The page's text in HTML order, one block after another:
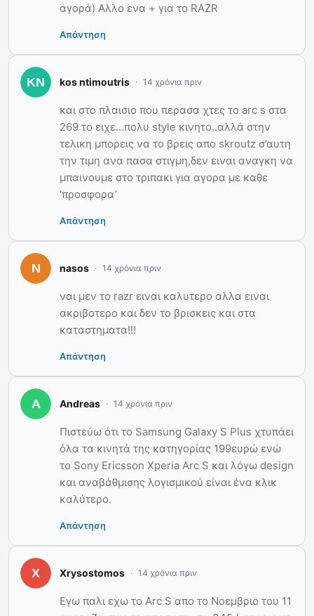
αγορά) Αλλο ενα + για το RAZR
Απάντηση
kos ntimoutris 14 χρόνια πριν
και στο πλαισιο που περασα χτες το arc s στα
269 το ειχε…πολυ style κινητο..αλλά στην
τελικη μπορεις να το βρεις απο skroutz σ’αυτη
την τιμη ανα πασα στιγμη,δεν ειναι αναγκη να
μπαινουμε στο τριπακι για αγορα με καθε
‘προσφορα’
Απάντηση
nasos 14 χρόνια πριν
ναι μεν το razr ειναι καλυτερο αλλα ειναι
ακριβοτερο και δεν το βρισκεις και στα
καταστηματα!!!
Απάντηση
Andreas 14 χρόνια πριν
Πιστεύω ότι το Samsung Galaxy S Plus χτυπάει
όλα τα κινητά της κατηγορίας 199ευρώ ενώ
το Sony Ericsson Xperia Arc S και λόγω design
και αναβάθμισης λογισμικού είναι ένα κλικ
καλύτερο.
Απάντηση
Xrysostomos 14 χρόνια πριν
Εγω παλι εχω το Arc S απο το Νοεμβριο του 11